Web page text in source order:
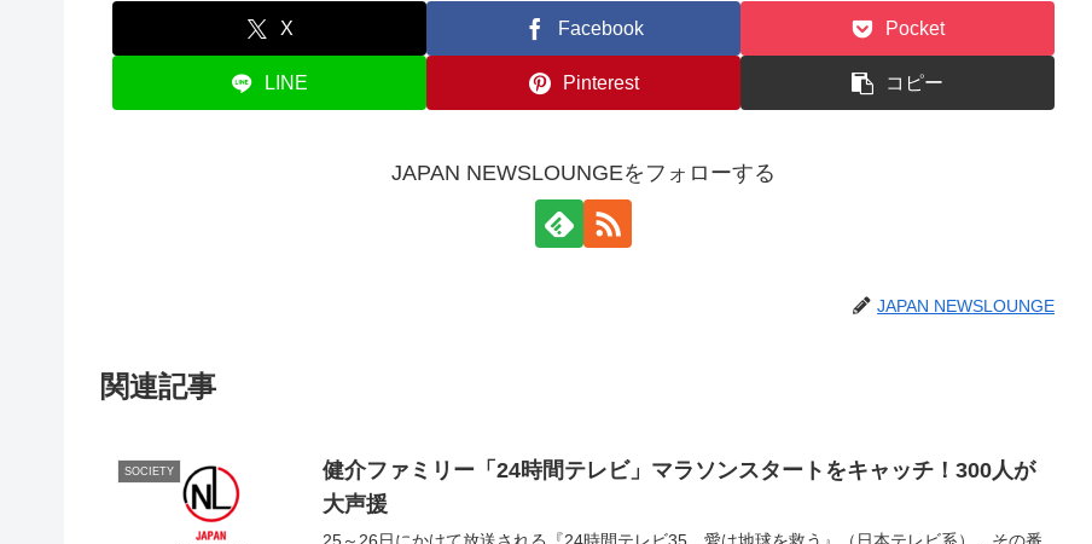
X Facebook Pocket
LINE Pinterest コピー
JAPAN NEWSLOUNGEをフォローする
JAPAN NEWSLOUNGE
関連記事
SOCIETY
健介ファミリー「24時間テレビ」マラソンスタートをキャッチ！300人が
大声援